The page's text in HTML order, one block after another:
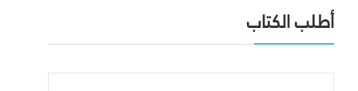
أطلب الكتاب